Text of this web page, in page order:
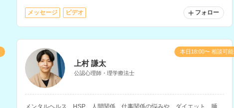
メッセージ ビデオ フォロー
上村 謙太
公認心理師・理学療法士
メンタルヘルス、HSP、人間関係、仕事関係の悩みや、ダイエット、睡
本日18:00〜 相談可能